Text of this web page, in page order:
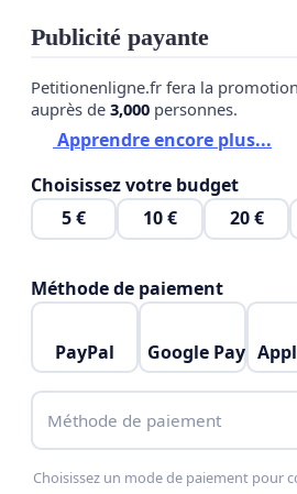
Publicité payante
Petitionenligne.fr fera la
auprès de 3,000 personnes.
Apprendre encore plus...
Choisissez votre budget
5 €
10 € 20 €
Méthode de paiement
PayPal Google Pay
Méthode de paiement
Choisissez un mode de paiement pour